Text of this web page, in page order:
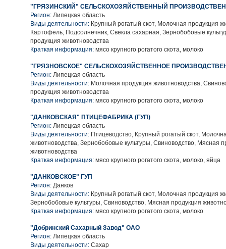
"ГРЯЗИНСКИЙ" СЕЛЬСКОХОЗЯЙСТВЕННЫЙ
Регион: Липецкая область
Виды деятельности: Крупный рогатый скот, Молочная продукция
Картофель, Подсолнечник, Свекла сахарная, Зернобобовые
продукция животноводства
Краткая информация: мясо крупного рогатого скота, молоко
"ГРЯЗНОВСКОЕ" СЕЛЬСКОХОЗЯЙСТВЕННОЕ
Регион: Липецкая область
Виды деятельности: Молочная продукция животноводства,
продукция животноводства
Краткая информация: мясо крупного рогатого скота, молоко
"ДАНКОВСКАЯ" ПТИЦЕФАБРИКА (ГУП)
Регион: Липецкая область
Виды деятельности: Птицеводство, Крупный рогатый скот,
животноводства, Зернобобовые культуры, Свиноводство, Мясная
животноводства
Краткая информация: мясо крупного рогатого скота, молоко, яйца
"ДАНКОВСКОЕ" ГУП
Регион: Данков
Виды деятельности: Крупный рогатый скот, Молочная продукция
Зернобобовые культуры, Свиноводство, Мясная продукция
Краткая информация: мясо крупного рогатого скота, молоко
"Добринский Сахарный Завод" ОАО
Регион: Липецкая область
Виды деятельности: Сахар